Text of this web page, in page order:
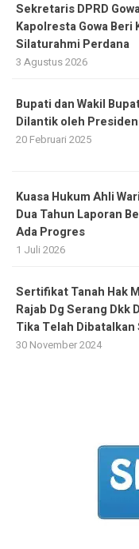
Sekretaris DPRD
Kapolresta Gowa Beri
Silaturahmi Perdana
3 Agustus 2026
Bupati dan Wakil
Dilantik oleh
20 Februari 2025
Kuasa Hukum Ahli
Dua Tahun Laporan
Ada Progres
1 Juli 2026
Sertifikat Tanah Hak
Rajab Dg Serang Dkk
Tika Telah Dibatalkan
30 November 2024